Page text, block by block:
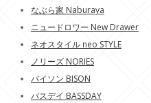
なぶら家 Naburaya
ニュードロワー New Drawer
ネオスタイル neo STYLE
ノリーズ NORIES
バイソン BISON
バスデイ BASSDAY